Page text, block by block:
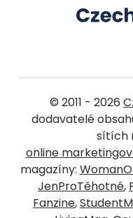
© 2011 - 2026
dodavatelé
sítích
online
magazíny:
JenProTěhotné,
Fanzine,